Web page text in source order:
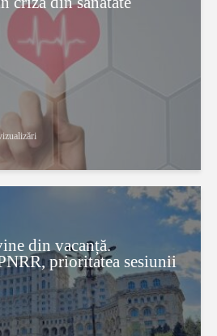
din vacanță.
prioritatea sesiunii